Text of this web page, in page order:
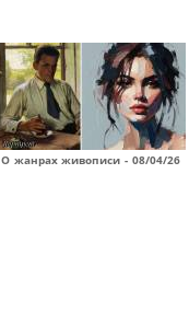
О жанрах живописи - 08/04/26